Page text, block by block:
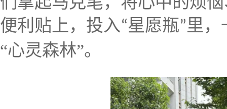
便利贴上， 投入“星愿瓶”里 ，
“心灵森林”。